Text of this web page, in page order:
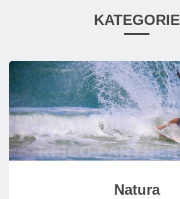
KATEGORIE
Natura